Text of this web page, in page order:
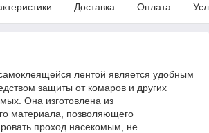
Доставка Оплата
лентой является удобным
защиты от комаров и других
Она изготовлена из
материала, позволяющего
проход насекомым, не